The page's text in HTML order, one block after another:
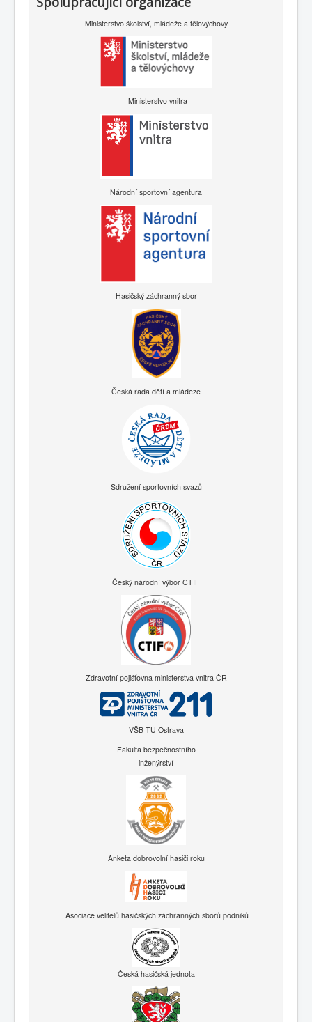
Ministerstvo školství, mládeže a tělovýchovy
Ministerstvo vnitra
Národní sportovní agentura
Hasičský záchranný sbor
Česká rada dětí a mládeže
Sdružení sportovních svazů
Český národní výbor CTIF
Zdravotní pojišťovna ministerstva vnitra ČR
VŠB-TU Ostrava
Fakulta bezpečnostního
inženýrství
Anketa dobrovolní hasiči roku
Asociace velitelů hasičských záchranných sborů podniků
Česká hasičská jednota